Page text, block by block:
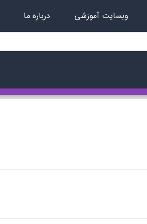
وبسایت آموزشی درباره ما